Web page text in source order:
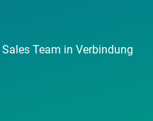
Team in Verbindung